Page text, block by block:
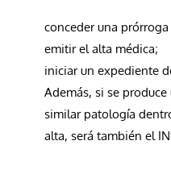
conceder una
emitir el alta médica;
iniciar un expediente
Además, si se
similar patología
alta, será también el